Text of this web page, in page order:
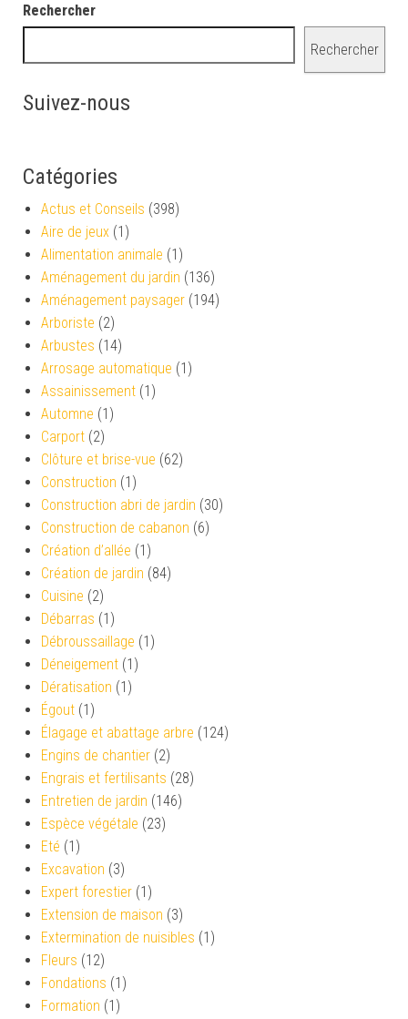
Rechercher
Rechercher
Suivez-nous
Catégories
Actus et Conseils (398)
Aire de jeux (1)
Alimentation animale (1)
Aménagement du jardin (136)
Aménagement paysager (194)
Arboriste (2)
Arbustes (14)
Arrosage automatique (1)
Assainissement (1)
Automne (1)
Carport (2)
Clôture et brise-vue (62)
Construction (1)
Construction abri de jardin (30)
Construction de cabanon (6)
Création d’allée (1)
Création de jardin (84)
Cuisine (2)
Débarras (1)
Débroussaillage (1)
Déneigement (1)
Dératisation (1)
Égout (1)
Élagage et abattage arbre (124)
Engins de chantier (2)
Engrais et fertilisants (28)
Entretien de jardin (146)
Espèce végétale (23)
Eté (1)
Excavation (3)
Expert forestier (1)
Extension de maison (3)
Extermination de nuisibles (1)
Fleurs (12)
Fondations (1)
Formation (1)